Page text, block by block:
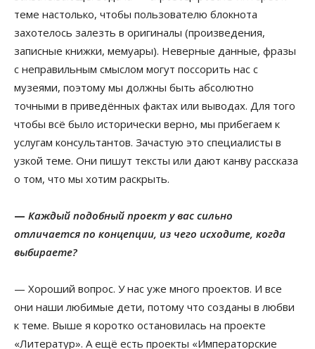
теме настолько, чтобы пользователю блокнота
захотелось залезть в оригиналы (произведения,
записные книжки, мемуары). Неверные данные, фразы
с неправильным смыслом могут поссорить нас с
музеями, поэтому мы должны быть абсолютно
точными в приведённых фактах или выводах. Для того
чтобы всё было исторически верно, мы прибегаем к
услугам консультантов. Зачастую это специалисты в
узкой теме. Они пишут тексты или дают канву рассказа
о том, что мы хотим раскрыть.
— Каждый подобный проект у вас сильно
отличается по концепции, из чего исходите, когда
выбираете?
— Хороший вопрос. У нас уже много проектов. И все
они наши любимые дети, потому что созданы в любви
к теме. Выше я коротко остановилась на проекте
«Литератур». А ещё есть проекты «Императорские